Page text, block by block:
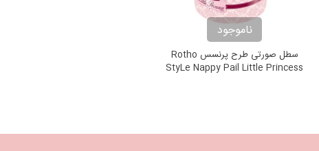
ناموجود
سطل صورتی طرح پرنسس Rotho
StyLe Nappy Pail Little Princess